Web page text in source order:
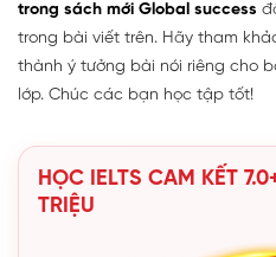
trong sách mới Global success
trong bài viết trên. Hãy tham
thành ý tưởng bài nói riêng cho
lớp. Chúc các bạn học tập tốt!
HỌC IELTS CAM KẾT
TRIỆU